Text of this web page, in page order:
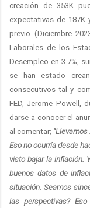
creación de 353K
expectativas de 187K
previo (Diciembre
Laborales de los
Desempleo en 3.7%,
se han estado
consecutivos tal y
FED, Jerome Powell,
darse a conocer el
al comentar;
Eso no ocurría desde
visto bajar la inflación.
buenos datos de
situación. Seamos
las perspectivas?